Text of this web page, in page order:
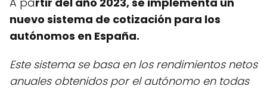
nuevo sistema de cotización para los
autónomos en España.
Este sistema se basa en los rendimientos netos
anuales obtenidos por el autónomo en todas